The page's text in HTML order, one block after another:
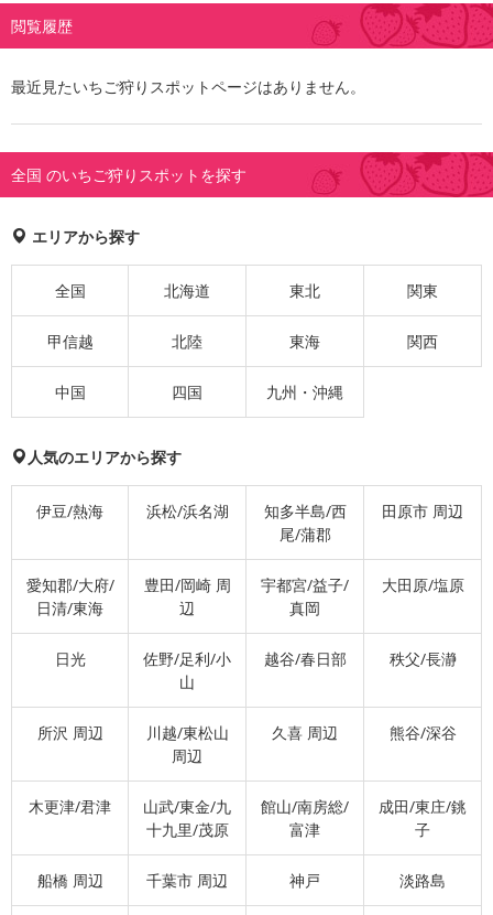
閲覧履歴
最近見たいちご狩りスポットページはありません。
全国 のいちご狩りスポットを探す
エリアから探す
全国 北海道 東北 関東
甲信越 北陸 東海 関西
中国 四国 九州・沖縄
人気のエリアから探す
伊豆/熱海 浜松/浜名湖
知多半島/西
尾/蒲郡
田原市 周辺
愛知郡/大府/
日清/東海
豊田/岡崎 周
辺
宇都宮/益子/
真岡
大田原/塩原
日光
佐野/足利/小
山
越谷/春日部 秩父/長瀞
所沢 周辺
川越/東松山
周辺
久喜 周辺 熊谷/深谷
木更津/君津
山武/東金/九
十九里/茂原
館山/南房総/
富津
成田/東庄/銚
子
船橋 周辺 千葉市 周辺 神戸 淡路島